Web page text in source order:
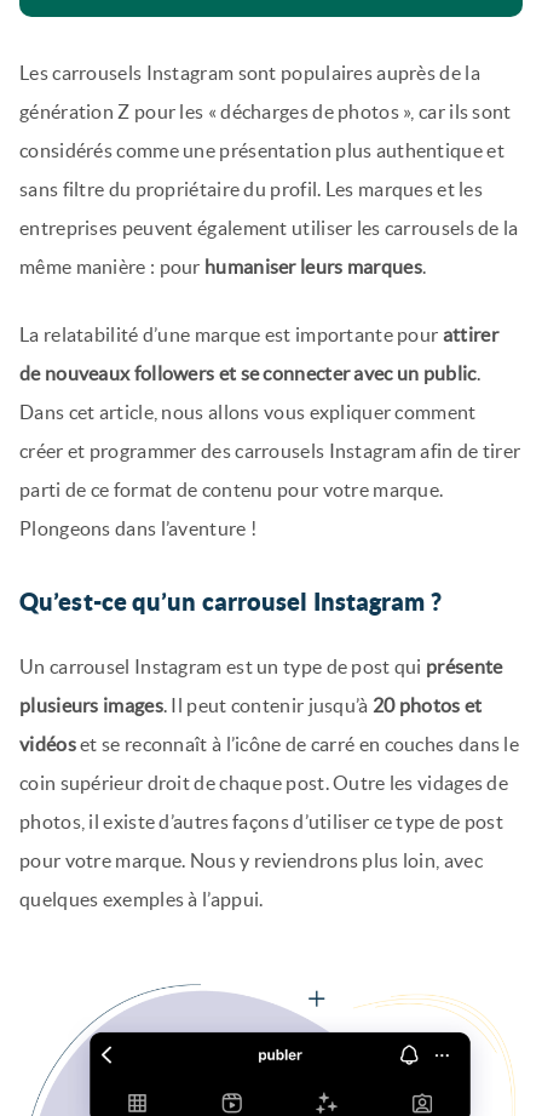
Les carrousels Instagram sont populaires auprès de la
génération Z pour les « décharges de photos », car ils sont
considérés comme une présentation plus authentique et
sans filtre du propriétaire du profil. Les marques et les
entreprises peuvent également utiliser les carrousels de la
même manière : pour humaniser leurs marques.
La relatabilité d’une marque est importante pour attirer
de nouveaux followers et se connecter avec un public.
Dans cet article, nous allons vous expliquer comment
créer et programmer des carrousels Instagram afin de tirer
parti de ce format de contenu pour votre marque.
Plongeons dans l’aventure !
Qu’est-ce qu’un carrousel Instagram ?
Un carrousel Instagram est un type de post qui présente
plusieurs images. Il peut contenir jusqu’à 20 photos et
vidéoset se reconnaît à l’icône de carré en couches dans le
coin supérieur droit de chaque post. Outre les vidages de
photos, il existe d’autres façons d’utiliser ce type de post
pour votre marque. Nous y reviendrons plus loin, avec
quelques exemples à l’appui.